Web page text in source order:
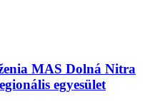
MAS Dolná Nitra
egyesület